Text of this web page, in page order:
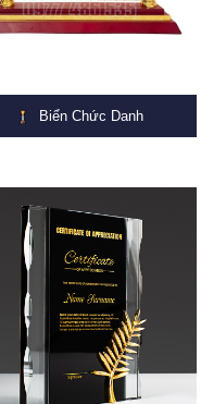
Biển Chức Danh